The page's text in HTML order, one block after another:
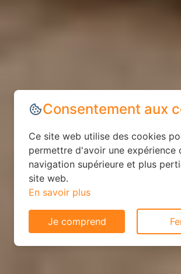
Consentement aux
Ce site web utilise des cookies
permettre d'avoir une expérience
navigation supérieure et plus
site web.
En savoir plus
Je comprend